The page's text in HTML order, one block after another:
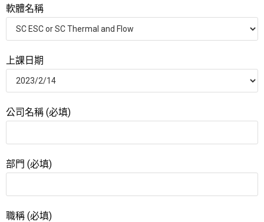
軟體名稱
上課日期
公司名稱 (必填)
部門 (必填)
職稱 (必填)